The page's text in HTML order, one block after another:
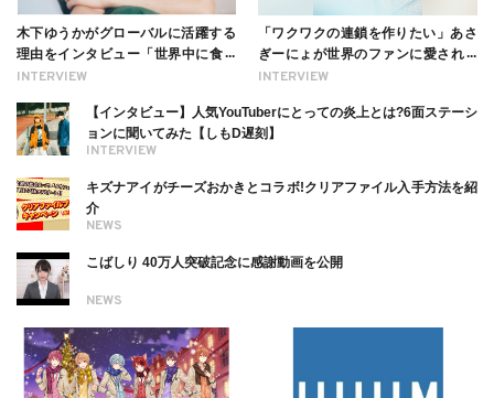
INTERVIEW
木下ゆうかがグローバルに活躍する
理由をインタビュー「世界中に食べ
る幸せを伝えたい」新事務所加入に
INTERVIEW
「ワクワクの連鎖を作りたい」あさ
ぎーにょが世界のファンに愛される
理由【インタビュー】
INTERVIEW
【インタビュー】人気YouTuberにとっての炎上とは?6面ステーシ
ョンに聞いてみた【しもD遅刻】
NEWS
キズナアイがチーズおかきとコラボ!クリアファイル入手方法を紹
介
NEWS
こばしり 40万人突破記念に感謝動画を公開